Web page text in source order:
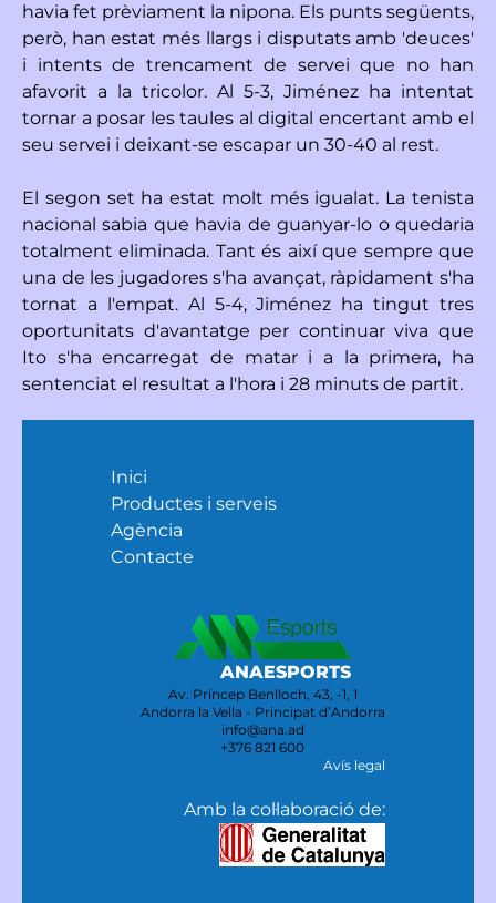
havia fet prèviament la nipona. Els punts següents,
però, han estat més llargs i disputats amb 'deuces'
i intents de trencament de servei que no han
afavorit a la tricolor. Al 5-3, Jiménez ha intentat
tornar a posar les taules al digital encertant amb el
seu servei i deixant-se escapar un 30-40 al rest.
El segon set ha estat molt més igualat. La tenista
nacional sabia que havia de guanyar-lo o quedaria
totalment eliminada. Tant és així que sempre que
una de les jugadores s'ha avançat, ràpidament s'ha
tornat a l'empat. Al 5-4, Jiménez ha tingut tres
oportunitats d'avantatge per continuar viva que
Ito s'ha encarregat de matar i a la primera, ha
sentenciat el resultat a l'hora i 28 minuts de partit.
Inici
Productes i serveis
Agència
Contacte
ANAESPORTS
Av. Príncep Benlloch, 43, -1, 1
Andorra la Vella - Principat d’Andorra
info@ana.ad
+376 821 600
Avís legal
Amb la col·laboració de: